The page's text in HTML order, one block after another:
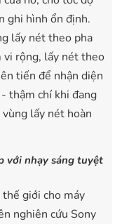
ghi hình ổn định.
lấy nét theo pha
vi rộng, lấy nét theo
tiến để nhận diện
thậm chí khi đang
lấy nét hoàn
với nhạy sáng tuyệt
giới cho máy
nghiên cứu Sony